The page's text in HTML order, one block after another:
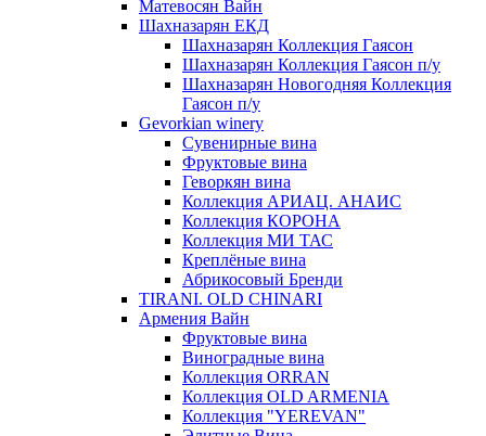
Матевосян Вайн
Шахназарян ЕКД
Шахназарян Коллекция Гаясон
Шахназарян Коллекция Гаясон п/у
Шахназарян Новогодняя Коллекция
Гаясон п/у
Gevorkian winery
Сувенирные вина
Фруктовые вина
Геворкян вина
Коллекция АРИАЦ. АНАИС
Коллекция КОРОНА
Коллекция МИ ТАС
Креплёные вина
Абрикосовый Бренди
TIRANI. OLD CHINARI
Армения Вайн
Фруктовые вина
Виноградные вина
Коллекция ORRAN
Коллекция OLD ARMENIA
Коллекция "YEREVAN"